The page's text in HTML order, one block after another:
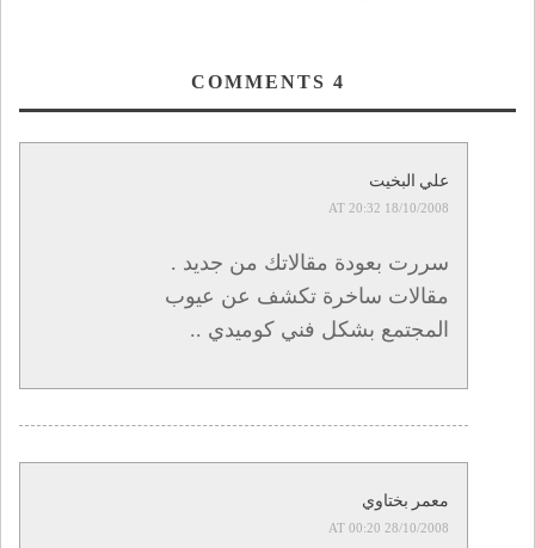
4
علي البخيت
18/10/2008 AT 20:32
سررت بعودة مقالاتك من جديد .
مقالات ساخرة تكشف عن عيوب
المجتمع بشكل فني كوميدي ..
معمر بختاوي
28/10/2008 AT 00:20